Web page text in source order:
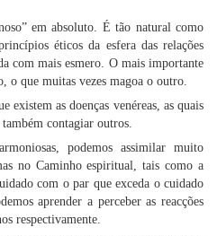
em absoluto. É tão natural como
éticos da esfera das relações
com mais esmero. O mais importante
o que muitas vezes magoa o outro.
existem as doenças venéreas, as quais
contagiar outros.
podemos assimilar muito
no Caminho espiritual, tais como a
com o par que exceda o cuidado
aprender a perceber as reacções
respectivamente.